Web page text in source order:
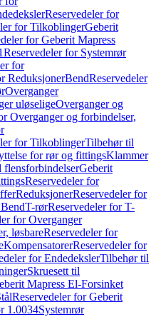
Reservedeler for
for TilkoblingerGeberit
for Geberit Mapress
Reservedeler for Systemrør
for
ReduksjonerBendReservedeler
Overganger
uløseligeOverganger og
Overganger og forbindelser,
for TilkoblingerTilbehør til
for rør og fittingsKlammer
flensforbindelserGeberit
Reservedeler for
ReduksjonerReservedeler for
T-rørReservedeler for T-
for Overganger
løsbareReservedeler for
KompensatorerReservedeler for
for EndedekslerTilbehør til
Skruesett til
Mapress El-Forsinket
Reservedeler for Geberit
1.0034Systemrør